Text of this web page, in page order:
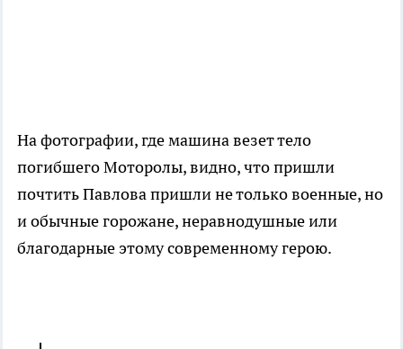
На фотографии, где машина везет тело
погибшего Моторолы, видно, что пришли
почтить Павлова пришли не только военные, но
и обычные горожане, неравнодушные или
благодарные этому современному герою.